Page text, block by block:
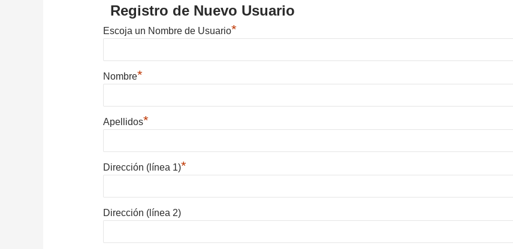
Registro de Nuevo Usuario
Escoja un Nombre de Usuario*
Nombre*
Apellidos*
Dirección (línea 1)*
Dirección (línea 2)